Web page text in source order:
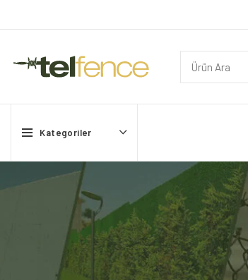
Kategoriler